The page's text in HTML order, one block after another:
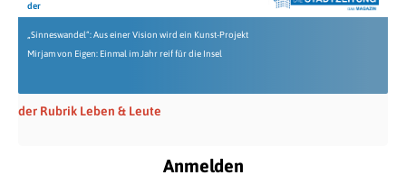
der
„Sinneswandel“: Aus einer Vision wird ein Kunst-Projekt
Mirjam von Eigen: Einmal im Jahr reif für die Insel
der Rubrik Leben & Leute
Anmelden